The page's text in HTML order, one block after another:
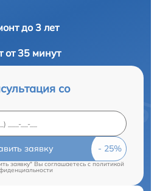
до 3 лет
от 35 минут
со
заявку
заявку" Вы соглашаетесь c политикой